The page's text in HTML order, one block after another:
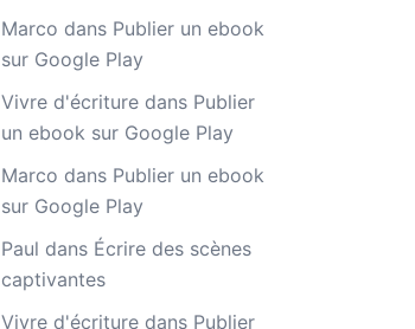
Marco dans Publier un ebook
sur Google Play
Vivre d'écrituredans Publier
un ebook sur Google Play
Marco dans Publier un ebook
sur Google Play
Paul dans Écrire des scènes
captivantes
Vivre d'écrituredans Publier